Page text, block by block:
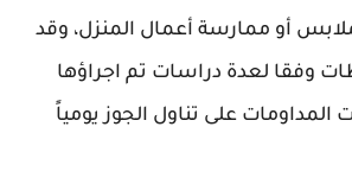
أو ممارسة أعمال المنزل، وقد
وفقا لعدة دراسات تم اجراؤها
على تناول الجوز يومياً